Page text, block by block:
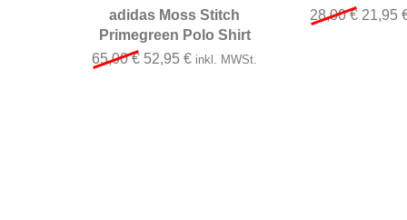
adidas Moss Stitch
Primegreen Polo Shirt
65,00€ Ursprünglicher Preis war: 65,00 €
52,95 €Aktueller Preis ist: 52,95 €.
inkl. MWSt.
28,00€ 21,95